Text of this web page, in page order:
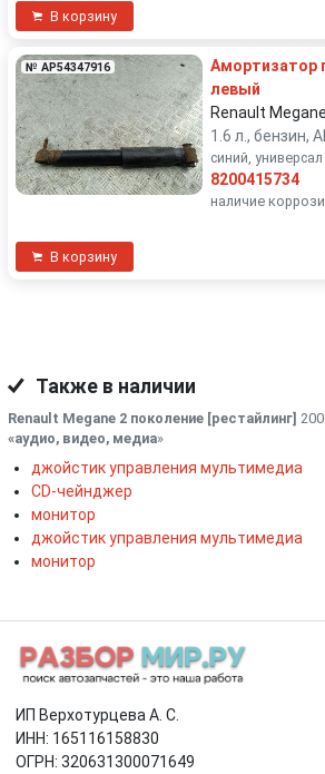
В корзину
№ AP54347916
Амортизатор
левый
Renault
1.6 л., бензин,
синий, универсал
8200415734
наличие
В корзину
Также в наличии
Renault Megane 2 поколение [рестайлинг]
«аудио, видео, медиа»
джойстик управления мультимедиа
CD-чейнджер
монитор
джойстик управления мультимедиа
монитор
ИП Верхотурцева А. С.
ИНН: 165116158830
ОГРН: 320631300071649